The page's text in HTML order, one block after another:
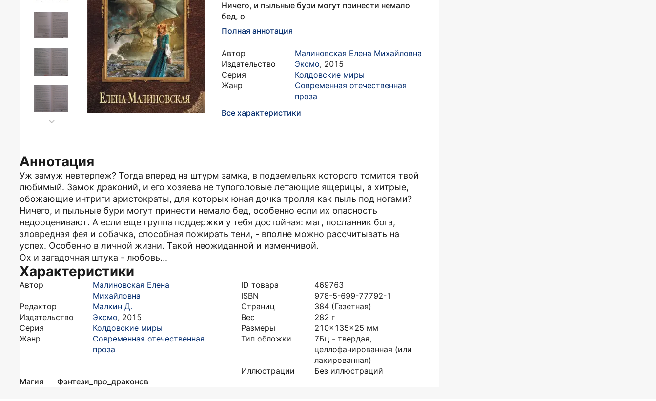
Ничего, и пыльные бури могут принести немало
бед, о
Полная аннотация
Автор
Малиновская Елена Михайловна
Издательство
Эксмо, 2015
Серия
Колдовские миры
Жанр
Современная отечественная
проза
Все характеристики
Аннотация
Уж замуж невтерпеж? Тогда вперед на штурм замка, в подземельях которого томится твой
любимый. Замок драконий, и его хозяева не тупоголовые летающие ящерицы, а хитрые,
обожающие интриги аристократы, для которых юная дочка тролля как пыль под ногами?
Ничего, и пыльные бури могут принести немало бед, особенно если их опасность
недооценивают. А если еще группа поддержки у тебя достойная: маг, посланник бога,
зловредная фея и собачка, способная пожирать тени, - вполне можно рассчитывать на
успех. Особенно в личной жизни. Такой неожиданной и изменчивой.
Ох и загадочная штука - любовь...
Характеристики
Автор
Малиновская Елена
Михайловна
Редактор
Малкин Д.
Издательство
Эксмо, 2015
Серия
Колдовские миры
Жанр
Современная отечественная
проза
ID товара
469763
ISBN
978-5-699-77792-1
Страниц
384 (Газетная)
Вес
282 г
Размеры
210x135x25 мм
Тип обложки
7Бц - твердая,
целлофанированная (или
лакированная)
Иллюстрации
Без иллюстраций
Магия
Фэнтези_про_драконов